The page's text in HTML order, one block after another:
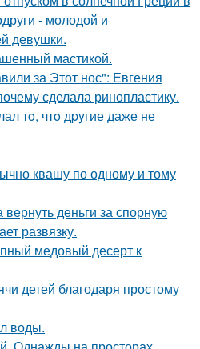
- молодой и
девушки.
мастикой.
за Этот нос": Евгения
сделала ринопластику.
тo, чтo дpyгие даже не
квашу по одному и тому
деньги за спорную
развязку.
медовый десерт к
детей благодаря простому
воды.